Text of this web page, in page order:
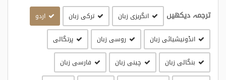
ترجمہ دیکھیں انگریزی زبان ترکی زبان اردو
انڈونیشیائی زبان روسی زبان پرتگالی
بنگالی زبان چینی زبان فارسی زبان